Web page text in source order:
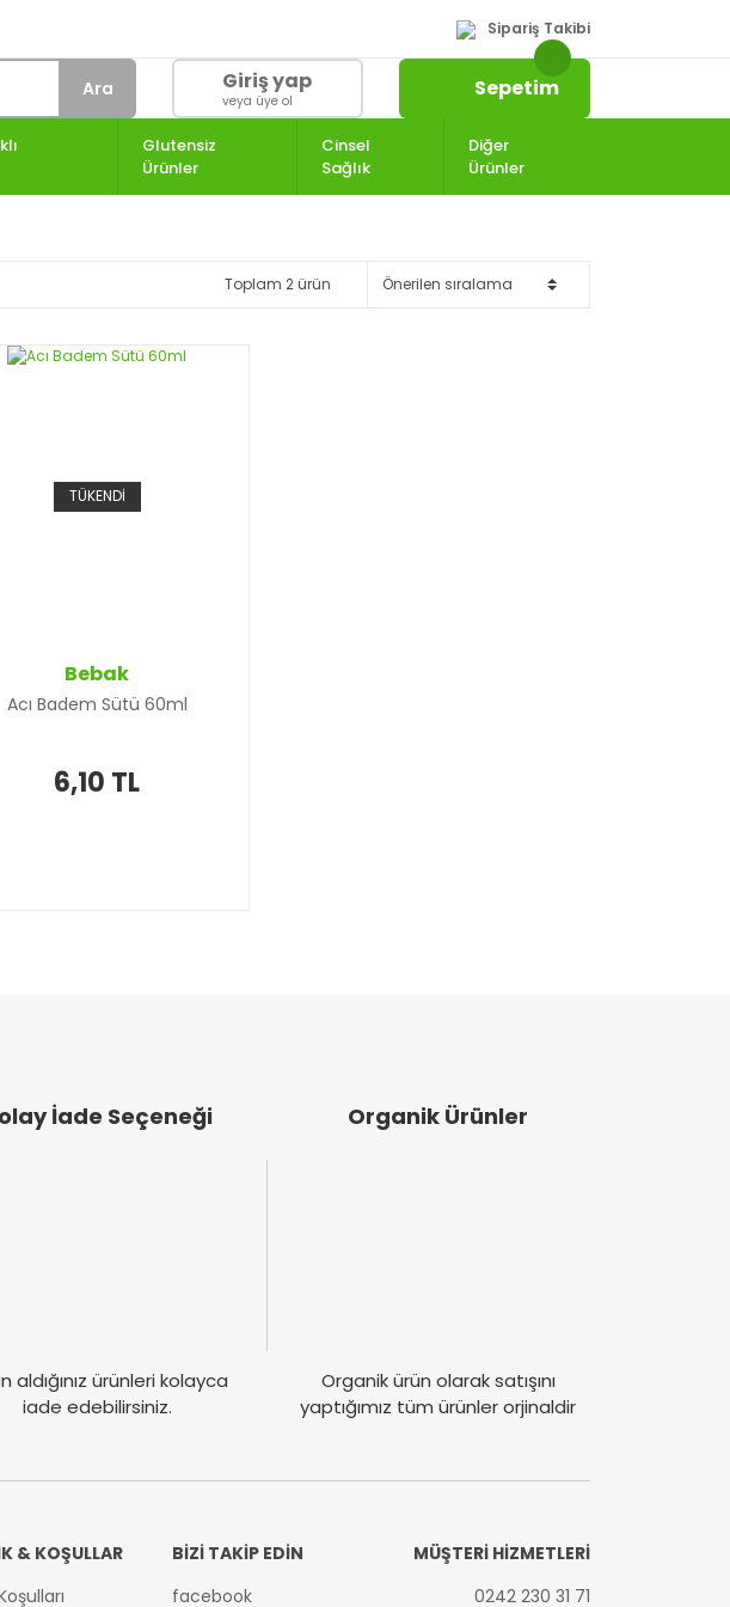
Sipariş Takibi
Ara Giriş yap
veya üye ol Sepetim
Glutensiz
Ürünler
Cinsel
Sağlık
Diğer
Ürünler
Toplam 2 ürün
TÜKENDİ
Bebak
Acı Badem Sütü 60ml
6,10 TL
İade Seçeneği
aldığınız ürünleri kolayca
iade edebilirsiniz.
Organik Ürünler
Organik ürün olarak satışını
yaptığımız tüm ürünler orjinaldir
& KOŞULLAR
BİZİ TAKİP EDİN
facebook
MÜŞTERİ HİZMETLERİ
0242 230 31 71